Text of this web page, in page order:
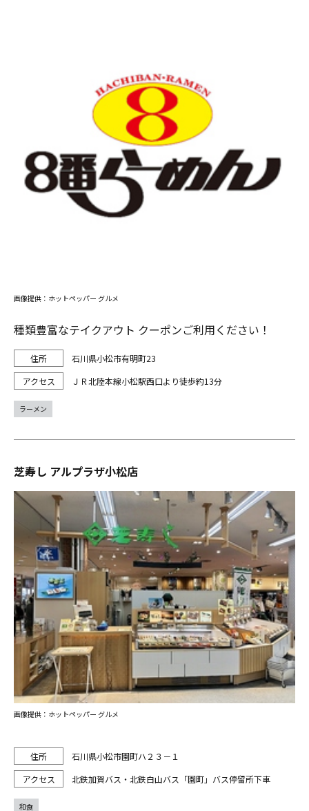
種類豊富なテイクアウト クーポンご利用ください！
石川県小松市有明町23
ＪＲ北陸本線小松駅西口より徒歩約13分
画像提供：ホットペッパー グルメ
ラーメン
芝寿し アルプラザ小松店
石川県小松市園町ハ２３－１
北鉄加賀バス・北鉄白山バス「園町」バス停留所下車
画像提供：ホットペッパー グルメ
和食